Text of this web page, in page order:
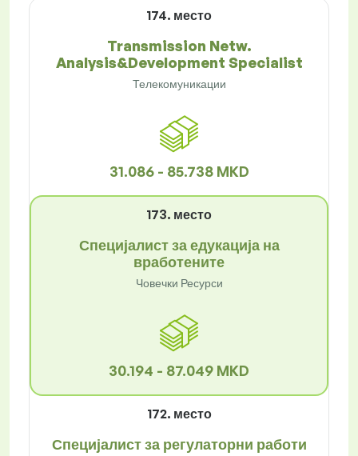
174. место
Transmission Netw.
Analysis&Development Specialist
Телекомуникации
31.086 - 85.738 MKD
173. место
Специјалист за едукација на
вработените
Човечки Ресурси
30.194 - 87.049 MKD
172. место
Специјалист за регулаторни работи